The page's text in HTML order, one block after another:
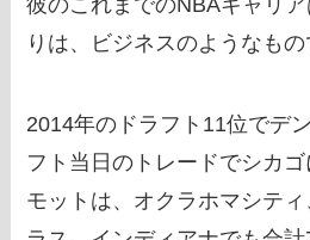
彼のこれまでのNBAキャリ
りは、ビジネスのようなもの
2014年のドラフト11位でデ
フト当日のトレードでシカ
モットは、オクラホマシテ